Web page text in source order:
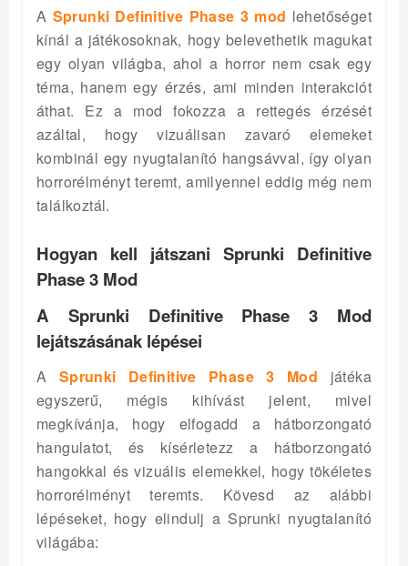
A Sprunki Definitive Phase 3 mod lehetőséget
kínál a játékosoknak, hogy belevethetik magukat
egy olyan világba, ahol a horror nem csak egy
téma, hanem egy érzés, ami minden interakciót
áthat. Ez a mod fokozza a rettegés érzését
azáltal, hogy vizuálisan zavaró elemeket
kombinál egy nyugtalanító hangsávval, így olyan
horrorélményt teremt, amilyennel eddig még nem
találkoztál.
Hogyan kell játszani Sprunki Definitive
Phase 3 Mod
A Sprunki Definitive Phase 3 Mod
lejátszásának lépései
A Sprunki Definitive Phase 3 Mod játéka
egyszerű, mégis kihívást jelent, mivel
megkívánja, hogy elfogadd a hátborzongató
hangulatot, és kísérletezz a hátborzongató
hangokkal és vizuális elemekkel, hogy tökéletes
horrorélményt teremts. Kövesd az alábbi
lépéseket, hogy elindulj a Sprunki nyugtalanító
világába: